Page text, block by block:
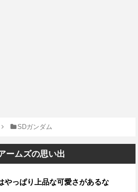
SDガンダム
ームズの思い出
っぱり上品な可愛さがあるな